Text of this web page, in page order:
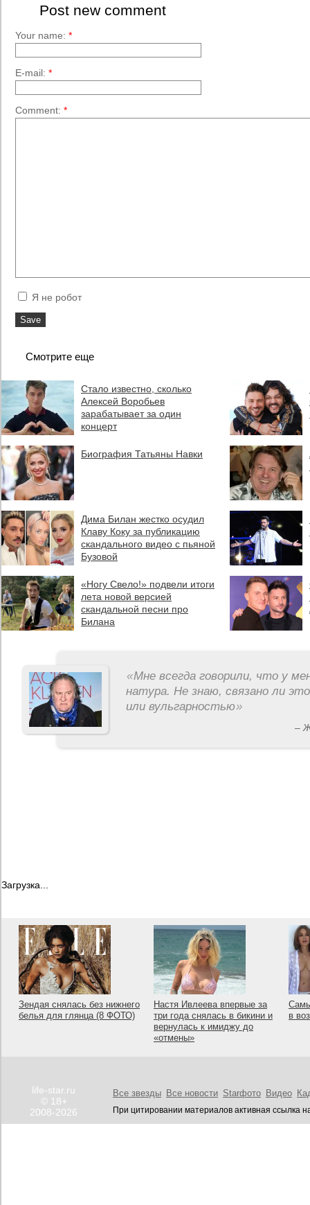
Post new comment
Your name: *
E-mail: *
Comment: *
Я не робот
Смотрите еще
Стало известно, сколько
Алексей Воробьев
зарабатывает за один
концерт
Биография Татьяны Навки
Дима Билан жестко осудил
Клаву Коку за публикацию
скандального видео с пьяной
Бузовой
«Ногу Свело!» подвели итоги
лета новой версией
скандальной песни про
Билана
«Мне всегда говорили, что у
натура. Не знаю, связано ли
или вульгарностью»
–
Загрузка...
Зендая снялась без нижнего
белья для глянца (8 ФОТО)
Настя Ивлеева впервые за
три года снялась в бикини и
вернулась к имиджу до
«отмены»
в
life-star.ru
© 18+
2008-2026
Все звезды Все новости Starфото Видео
При цитировании материалов активная ссылка